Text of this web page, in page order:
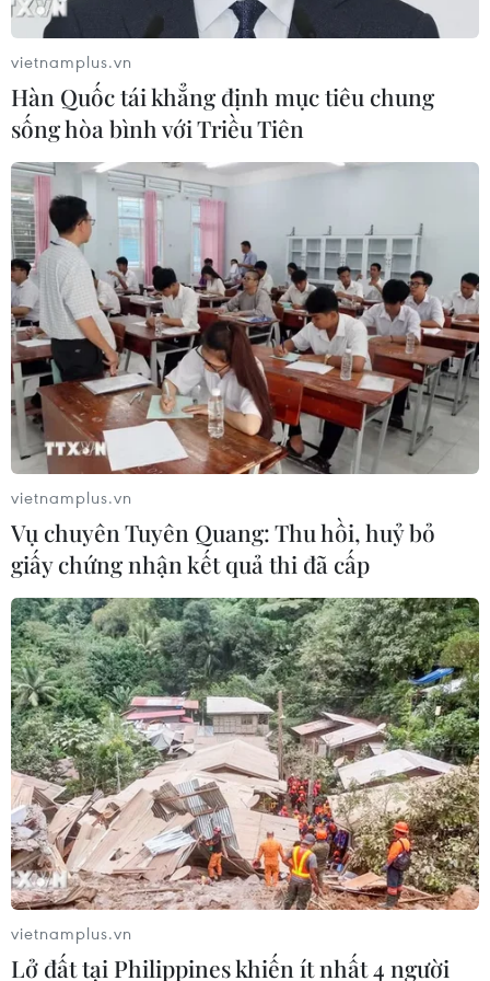
Phiên họp lần thứ 17 Ban Chỉ đạo
quốc gia phòng, chống dịch COVID-19
13/09/2022 02:24
Sáng 13/9, tại Hà Nội, Thủ tướng Phạm Minh Chính chủ
trì phiên họp lần thứ 17 Ban Chỉ đạo quốc gia phòng,
chống dịch COVID-19 trực tuyến đến các tỉnh, thành phố.
Số ca mắc COVID-19 có
chiều hướng gia tăng
13/09/2022 04:54
Số ca mắc COVID-19 đang có chiều hướng gia tăng trở
lại; từ ngày 5-11/9, cả nước ghi nhận trung bình khoảng
2.900 ca mắc mới COVID-19 mỗi ngày, riêng ngày 7/9
ghi nhận 3.878 ca.
vietnamplus.vn
Hàn Quốc tái khẳng định mục tiêu chung
sống hòa bình với Triều Tiên
vietnamplus.vn
Vụ chuyên Tuyên Quang: Thu hồi, huỷ bỏ
giấy chứng nhận kết quả thi đã cấp
vietnamplus.vn
Lở đất tại Philippines khiến ít nhất 4 người